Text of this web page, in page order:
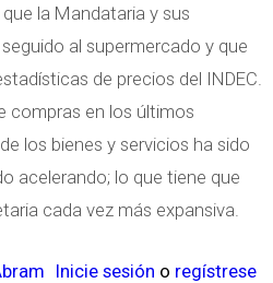
la Mandataria y sus
al supermercado y que
de precios del INDEC.
compras en los últimos
los bienes y servicios ha sido
acelerando; lo que tiene que
cada vez más expansiva.
Inicie sesión o regístrese